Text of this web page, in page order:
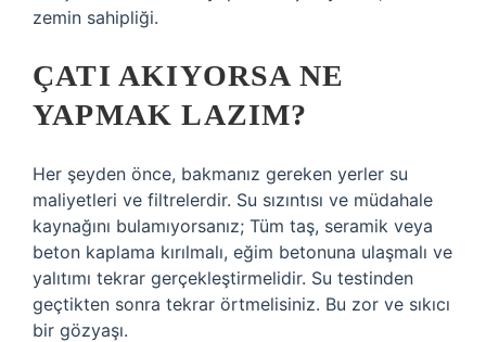
zemin sahipliği.
ÇATI AKIYORSA NE
YAPMAK LAZIM?
Her şeyden önce, bakmanız gereken yerler su
maliyetleri ve filtrelerdir. Su sızıntısı ve müdahale
kaynağını bulamıyorsanız; Tüm taş, seramik veya
beton kaplama kırılmalı, eğim betonuna ulaşmalı ve
yalıtımı tekrar gerçekleştirmelidir. Su testinden
geçtikten sonra tekrar örtmelisiniz. Bu zor ve sıkıcı
bir gözyaşı.